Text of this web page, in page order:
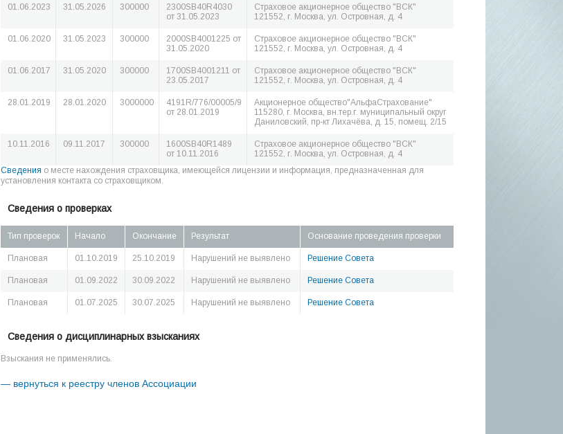
01.06.2023 31.05.2026 300000
2300SB40R4030
от 31.05.2023
Страховое акционерное общество "ВСК"
121552, г. Москва, ул. Островная, д. 4
01.06.2020 31.05.2023 300000
2000SB4001225 от
31.05.2020
Страховое акционерное общество "ВСК"
121552, г. Москва, ул. Островная, д. 4
01.06.2017 31.05.2020 300000
1700SB4001211 от
23.05.2017
Страховое акционерное общество "ВСК"
121552, г. Москва, ул. Островная, д. 4
28.01.2019 28.01.2020 3000000
4191R/776/00005/9
от 28.01.2019
Акционерное общество"АльфаСтрахование"
115280, г. Москва, вн.тер.г. муниципальный округ
Даниловский, пр-кт Лихачёва, д. 15, помещ. 2/15
10.11.2016 09.11.2017 300000
1600SB40R1489
от 10.11.2016
Страховое акционерное общество "ВСК"
121552, г. Москва, ул. Островная, д. 4
Сведения о месте нахождения страховщика, имеющейся лицензии и информация, предназначенная для
установления контакта со страховщиком.
Сведения о проверках
Тип проверок Начало Окончание Результат Основание проведения проверки
Плановая 01.10.2019 25.10.2019 Нарушений не выявлено Решение Совета
Плановая 01.09.2022 30.09.2022 Нарушений не выявлено Решение Совета
Плановая 01.07.2025 30.07.2025 Нарушений не выявлено Решение Совета
Сведения о дисциплинарных взысканиях
Взыскания не применялись.
— вернуться к реестру членов Ассоциации